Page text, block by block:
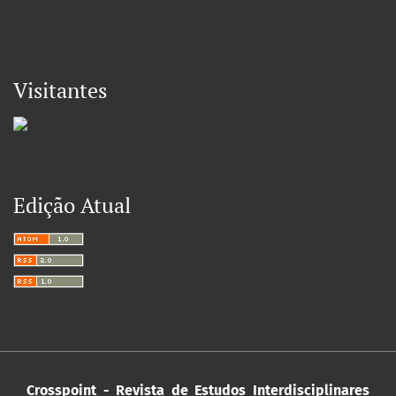
Visitantes
Edição Atual
Crosspoint - Revista de Estudos Interdisciplinares